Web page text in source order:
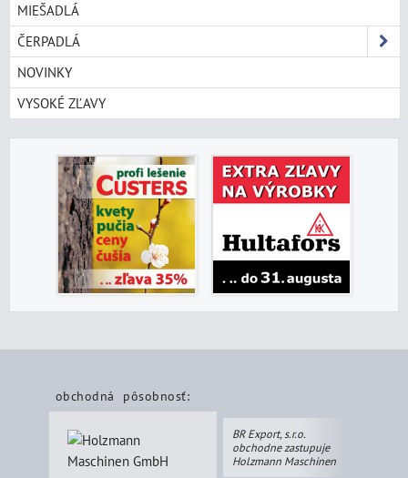
MIEŠADLÁ
ČERPADLÁ
NOVINKY
VYSOKÉ ZĽAVY
obchodná pôsobnosť:
BR Export, s.r.o.
obchodne zastupuje
Holzmann Maschinen